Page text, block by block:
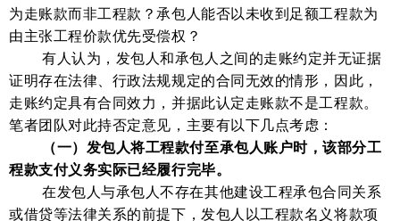
为走账款而非工程款？承包人能否以未收到足额工程款为
由主张工程价款优先受偿权？
有人认为，发包人和承包人之间的走账约定并无证据
证明存在法律、行政法规规定的合同无效的情形，因此，
走账约定具有合同效力，并据此认定走账款不是工程款。
笔者团队对此持否定意见，主要有以下几点考虑：
（一）发包人将工程款付至承包人账户时，该部分工
程款支付义务实际已经履行完毕。
在发包人与承包人不存在其他建设工程承包合同关系
或借贷等法律关系的前提下，发包人以工程款名义将款项